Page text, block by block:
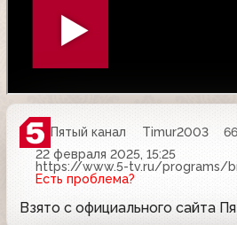
Пятый канал Timur2003
22 февраля 2025, 15:25
https://www.5-tv.ru/programs/
Есть проблема?
Взято с официального сайта